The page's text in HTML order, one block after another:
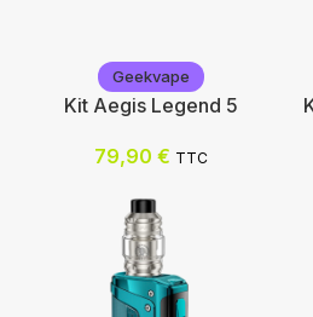
Geekvape
Kit Aegis Legend 5
79,90 € TTC